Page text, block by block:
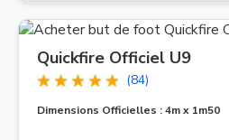
Quickfire Officiel U9
(84)
Dimensions Officielles : 4m x 1m50